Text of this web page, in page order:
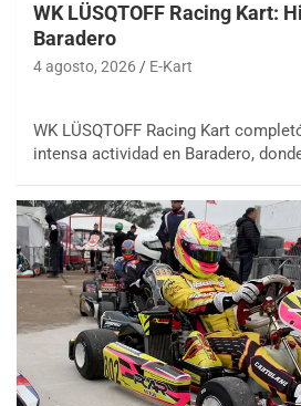
WK LÜSQTOFF Racing Kart:
Baradero
4 agosto, 2026 E-Kart
WK LÜSQTOFF Racing Kart
intensa actividad en Baradero,